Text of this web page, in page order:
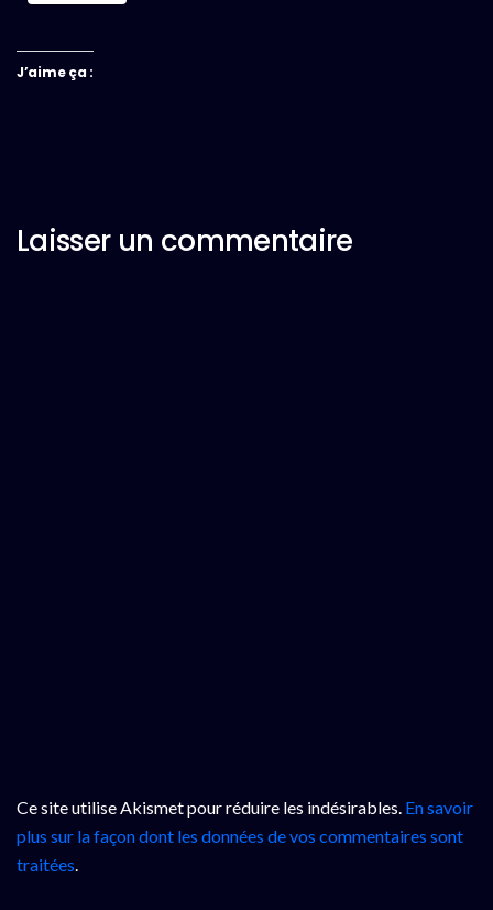
J’aime ça :
Laisser un commentaire
Ce site utilise Akismet pour réduire les indésirables. En savoir
plus sur la façon dont les données de vos commentaires sont
traitées.